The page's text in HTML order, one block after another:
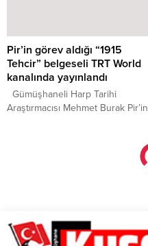
Pir’in görev aldığı “1915
Tehcir” belgeseli TRT World
kanalında yayınlandı
Gümüşhaneli Harp Tarihi
Araştırmacısı Mehmet Burak Pir’in
defa yayınlanan arşiv